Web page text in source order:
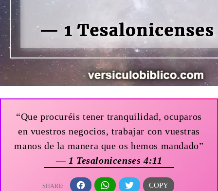
“Que procuréis tener tranquilidad, ocuparos
en vuestros negocios, trabajar con vuestras
manos de la manera que os hemos mandado”
— 1 Tesalonicenses 4:11